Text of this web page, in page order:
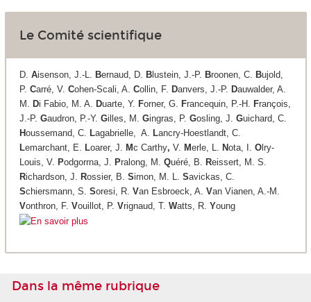
Le Comité scientifique
D. Aisenson, J.-L. Bernaud, D. Blustein, J.-P. Broonen, C. Bujold,
P. Carré, V. Cohen-Scali, A. Collin, F. Danvers, J.-P. Dauwalder, A.
M. Di Fabio, M. A. Duarte, Y. Forner, G. Francequin, P.-H. François,
J.-P. Gaudron, P.-Y. Gilles, M. Gingras, P. Gosling, J. Guichard, C.
Houssemand, C. Lagabrielle, A. Lancry-Hoestlandt, C.
Lemarchant, E. Loarer, J. Mc Carthy, V. Merle, L. Nota, I. Olry-
Louis, V. Podgorrna, J. Pralong, M. Quéré, B. Reissert, M. S.
Richardson, J. Rossier, B. Simon, M. L. Savickas, C.
Schiersmann, S. Soresi, R. Van Esbroeck, A. Van Vianen, A.-M.
Vonthron, F. Vouillot, P. Vrignaud, T. Watts, R. Young
Dans la même rubrique